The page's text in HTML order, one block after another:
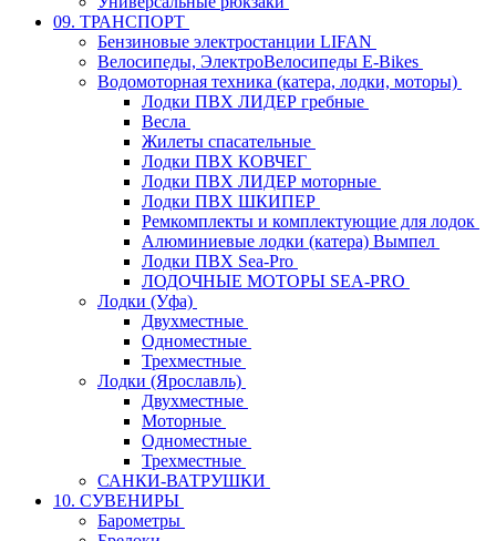
09. ТРАНСПОРТ
Бензиновые электростанции LIFAN
Велосипеды, ЭлектроВелосипеды E-Bikes
Водомоторная техника (катера, лодки, моторы)
Лодки ПВХ ЛИДЕР гребные
Весла
Жилеты спасательные
Лодки ПВХ КОВЧЕГ
Лодки ПВХ ЛИДЕР моторные
Лодки ПВХ ШКИПЕР
Ремкомплекты и комплектующие для лодок
Алюминиевые лодки (катера) Вымпел
Лодки ПВХ Sea-Pro
ЛОДОЧНЫЕ МОТОРЫ SEA-PRO
Лодки (Уфа)
Двухместные
Одноместные
Трехместные
Лодки (Ярославль)
Двухместные
Моторные
Одноместные
Трехместные
САНКИ-ВАТРУШКИ
10. СУВЕНИРЫ
Барометры